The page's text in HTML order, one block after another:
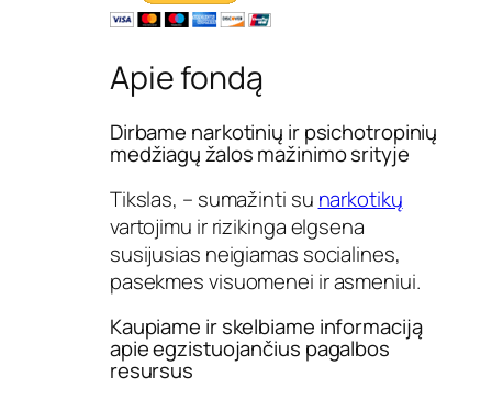
Apie fondą
Dirbame narkotinių ir psichotropinių
medžiagų žalos mažinimo srityje
Tikslas, – sumažinti su narkotikų
vartojimu ir rizikinga elgsena
susijusias neigiamas socialines,
pasekmes visuomenei ir asmeniui.
Kaupiame ir skelbiame informaciją
apie egzistuojančius pagalbos
resursus